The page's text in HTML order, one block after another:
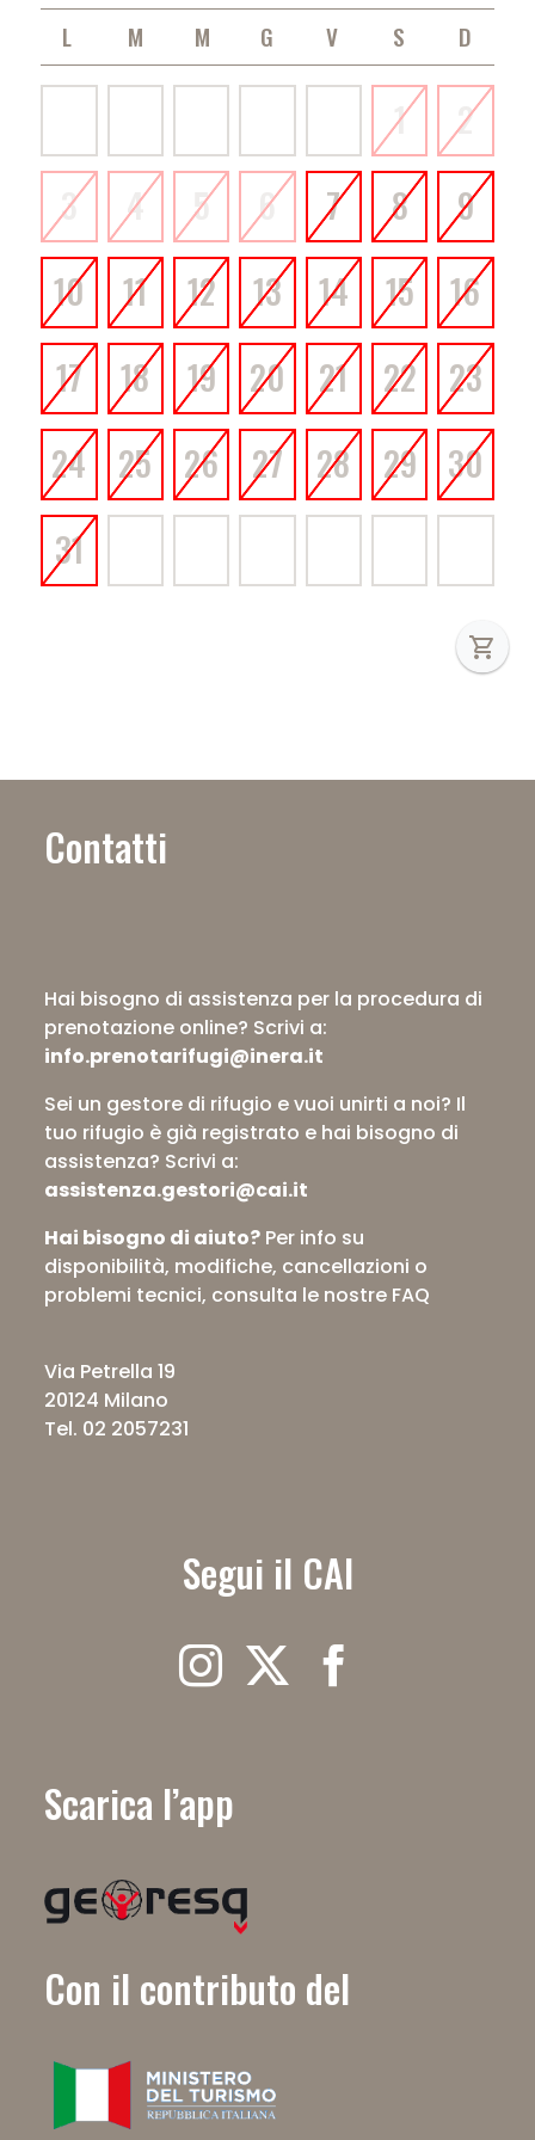
shopping_cart
1
2
3
4 5 6 7 8
9
10
11 12 13 14 15
16
17
18 19 20 21 22
23
24
25 26 27 28 29
30
31
Contatti
Hai bisogno di assistenza per la procedura di
prenotazione online? Scrivi a:
info.prenotarifugi@inera.it
Sei un gestore di rifugio e vuoi unirti a noi? Il
tuo rifugio è già registrato e hai bisogno di
assistenza? Scrivi a:
assistenza.gestori@cai.it
Hai bisogno di aiuto? Per info su
disponibilità, modifiche, cancellazioni o
problemi tecnici, consulta le nostre FAQ
Via Petrella 19
20124 Milano
Tel. 02 2057231
Segui il CAI
Scarica l’app
Con il contributo del